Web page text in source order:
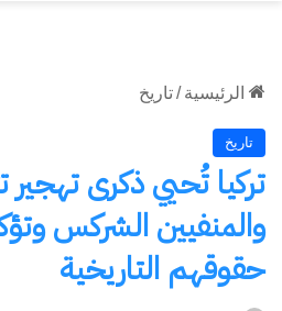
الرئيسية /تاريخ
تاريخ
تركيا تُحيي ذكرى تهجير
والمنفيين الشركس
حقوقهم التاريخية